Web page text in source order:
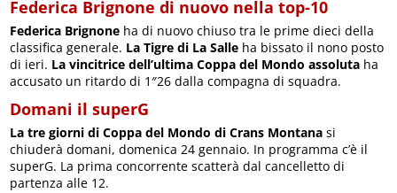
Federica Brignone di nuovo nella top-10
Federica Brignone ha di nuovo chiuso tra le prime dieci della
classifica generale. La Tigre di La Salle ha bissato il nono posto
di ieri. La vincitrice dell’ultima Coppa del Mondo assoluta ha
accusato un ritardo di 1″26 dalla compagna di squadra.
Domani il superG
La tre giorni di Coppa del Mondo di Crans Montana si
chiuderà domani, domenica 24 gennaio. In programma c’è il
superG. La prima concorrente scatterà dal cancelletto di
partenza alle 12.